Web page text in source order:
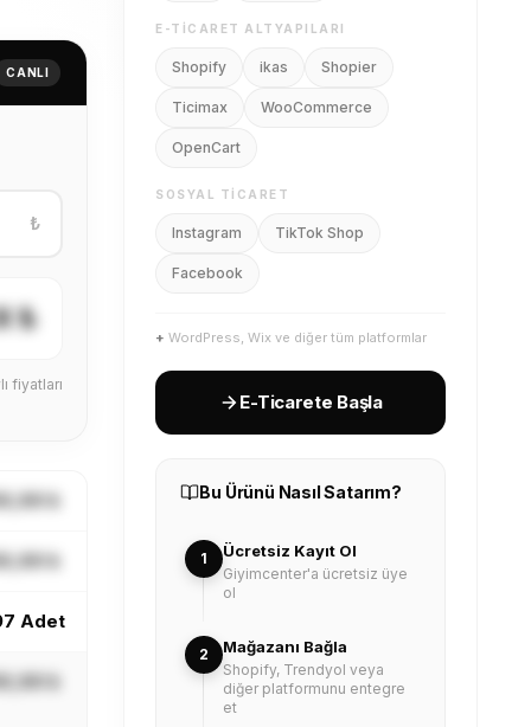
CANLI
₺
₺
fiyatları
₺
₺
Adet
₺
WordPress, Wix ve diğer tüm platformlar
ol
Mağazanı Bağla
Shopify, Trendyol veya
diğer platformunu entegre
et
3 Ürünü Aktar
Bu ürünü tek tıkla mağazana
ekle